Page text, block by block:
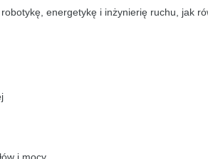
angezeigte bevorzugt. Diese Webseite
Tato stránka je k dispozici také v
energetykę i inżynierię ruchu, jak